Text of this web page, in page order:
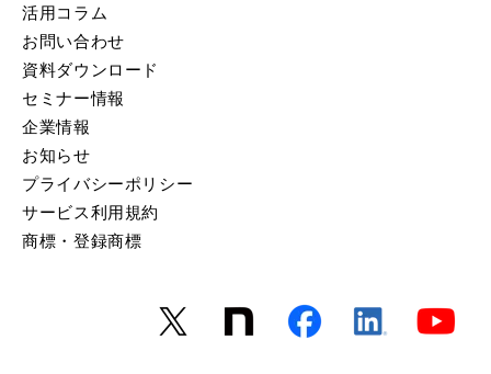
活用コラム
お問い合わせ
資料ダウンロード
セミナー情報
企業情報
お知らせ
プライバシーポリシー
サービス利用規約
商標・登録商標